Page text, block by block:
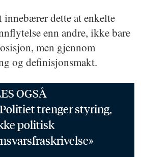
dette at enkelte
enn andre, ikke bare
men gjennom
og definisjonsmakt.
OGSÅ
trenger styring,
politisk